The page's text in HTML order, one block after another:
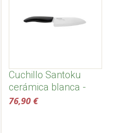
Cuchillo Santoku
cerámica blanca -
Kyocera
76,90 €